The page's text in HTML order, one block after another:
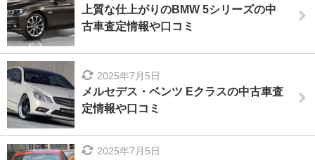
上質な仕上がりのBMW 5シリーズの中
古車査定情報や口コミ
2025年7月5日
メルセデス・ベンツ Eクラスの中古車査
定情報や口コミ
2025年7月5日